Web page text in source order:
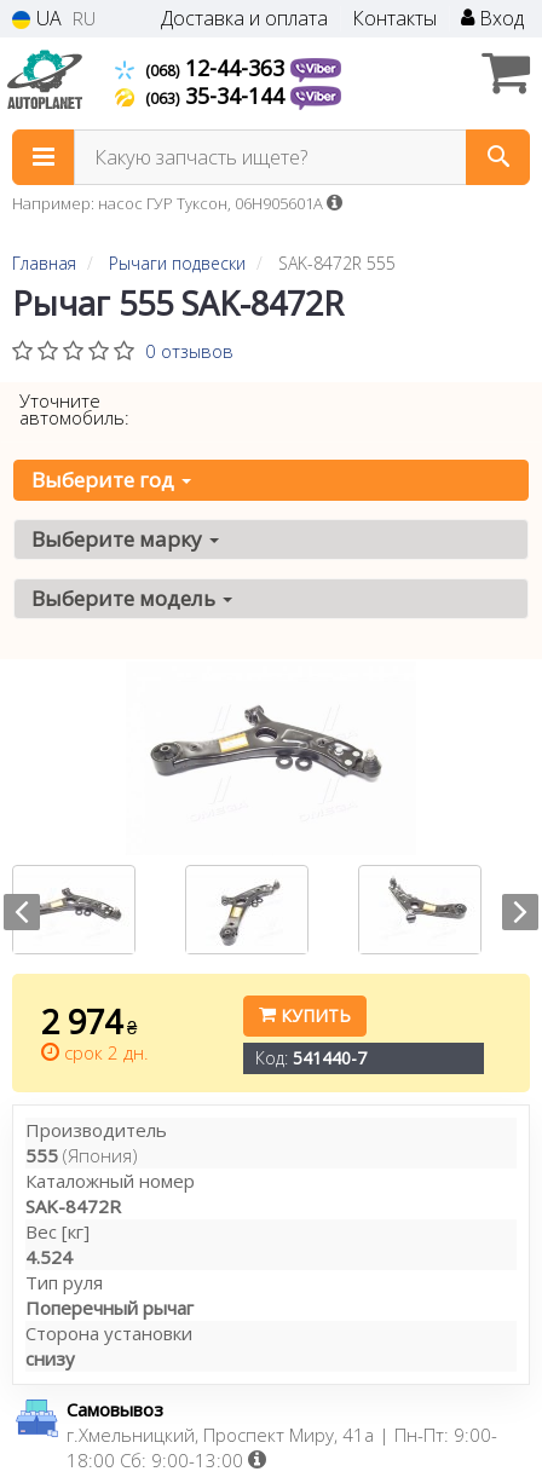
UA RU Доставка и оплата Контакты Вход
(068)12-44-363
(063)35-34-144
Какую запчасть ищете?
Например: насос ГУР Туксон, 06H905601A
Главная Рычаги подвески SAK-8472R 555
Рычаг 555 SAK-8472R
0 отзывов
Уточните
автомобиль:
Выберите год
Выберите марку
Выберите модель
2 974 ₴
срок 2 дн.
КУПИТЬ
Код: 541440-7
Производитель
555 (Япония)
Каталожный номер
SAK-8472R
Вес [кг]
4.524
Тип руля
Поперечный рычаг
Сторона установки
снизу
Самовывоз
г.Хмельницкий, Проспект Миру, 41а | Пн-Пт: 9:00-
18:00 Сб: 9:00-13:00